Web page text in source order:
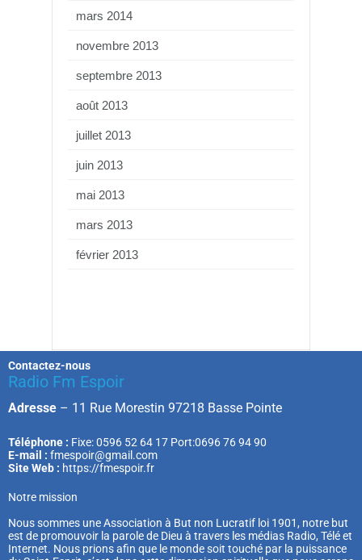
mars 2014
novembre 2013
septembre 2013
août 2013
juillet 2013
juin 2013
mai 2013
mars 2013
février 2013
Contactez-nous
Radio Fm Espoir
Adresse – 11 Rue Morestin 97218 Basse Pointe
Téléphone : Fixe: 0596 52 64 17 Port:0696 76 94 90
E-mail : fmespoir@gmail.com
Site Web : https://fmespoir.fr
Notre mission
Nous sommes une Association à But non Lucratif loi 1901, notre but
est de promouvoir la parole de Dieu à travers les médias Radio, Télé et
Internet. Nous prions afin que le monde soit touché par la puissance